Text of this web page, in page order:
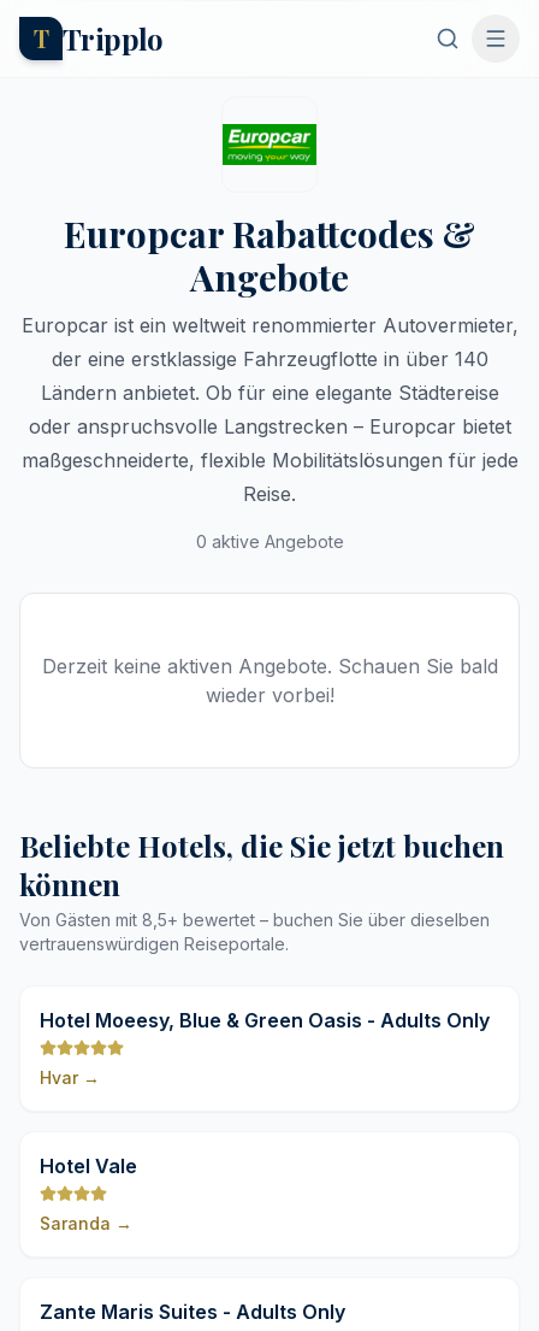
T Tripplo
Europcar Rabattcodes &
Angebote
Europcar ist ein weltweit renommierter Autovermieter,
der eine erstklassige Fahrzeugflotte in über 140
Ländern anbietet. Ob für eine elegante Städtereise
oder anspruchsvolle Langstrecken – Europcar bietet
maßgeschneiderte, flexible Mobilitätslösungen für jede
Reise.
0 aktive Angebote
Derzeit keine aktiven Angebote. Schauen Sie bald
wieder vorbei!
Beliebte Hotels, die Sie jetzt buchen
können
Von Gästen mit 8,5+ bewertet – buchen Sie über dieselben
vertrauenswürdigen Reiseportale.
9,8
Hotel Moeesy, Blue & Green Oasis - Adults Only
Hvar→
Hotel Vale
Saranda →
Zante Maris Suites - Adults Only